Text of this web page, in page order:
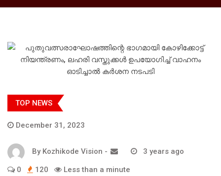
TOP NEWS
December 31, 2023
By Kozhikode Vision - 3 years ago
0 120 Less than a minute